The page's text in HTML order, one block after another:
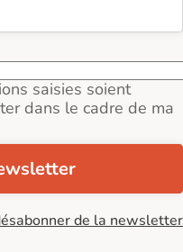
saisies soient
dans le cadre de ma
de la newsletter